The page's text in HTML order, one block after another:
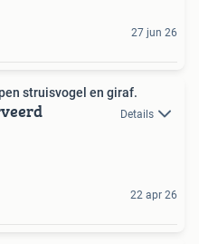
27 jun 26
struisvogel en giraf.
Details
22 apr 26